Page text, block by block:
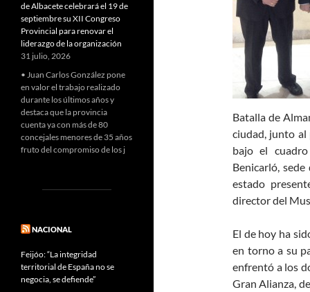
Batalla de
ciudad, junto al
bajo el
Benicarló,
estado
director del
El de hoy ha
en torno a su
enfrentó a los
Gran Alianza,
de Albacete celebrará el 19 de
septiembre su XII Congreso
Provincial para renovar el
liderazgo de la organización
31 julio, 2026
• Juan Carlos González pone
en valor el trabajo realizado
durante los últimos años y
destaca que la provincia
cuenta ya con más de 80
concejales menores de 35 años
fruto del compromiso de los j
NACIONAL
Feijóo: “La integridad
territorial de España no se
negocia, se defiende”